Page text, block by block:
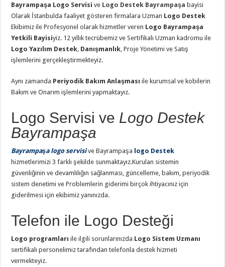
Bayrampaşa Logo Servisi ve Logo Destek Bayrampaşa bayisi
Olarak İstanbulda faaliyet gösteren firmalara Uzman Logo Destek
Ekibimiz ile Profesyonel olarak hizmetler veren Logo Bayrampaşa
Yetkili Bayisiyiz. 12 yıllık tecrübemiz ve Sertifikalı Uzman kadromu ile
Logo Yazılım Destek Danışmanlık , Proje Yönetimi ve Satış
işlemlerini gerçekleştirmekteyiz.
Aynı zamanda Periyodik Bakım Anlaşması ile kurumsal ve kobilerin
Bakım ve Onarım işlemlerini yapmaktayız.
Logo Servisi ve Logo Destek
Bayrampaşa
Bayrampaşa logo servisive Bayrampaşa logo Destek
hizmetlerimizi 3 farklı şekilde sunmaktayız.Kurulan sistemin
güvenliğinin ve devamlılığın sağlanması, güncelleme, bakım, periyodik
sistem denetimi ve Problemlerin giderimi birçok ihtiyacınız için
giderilmesi için ekibimiz yanınızda.
Telefon ile Logo Desteği
Logo programları ile ilgili sorunlarınızda Logo Sistem Uzmanı
sertifikalı personelimiz tarafından telefonla destek hizmeti
vermekteyiz.